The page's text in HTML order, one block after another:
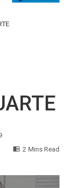
2 Mins Read